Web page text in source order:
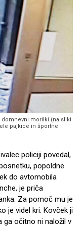
domnevni morilki (na sliki
pajkice in športne
policiji povedal,
popoldne
do avtomobila
je priča
Za pomoč mu je
je videl kri. Kovček ji
ga očitno ni naložil v